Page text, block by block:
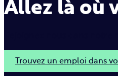
Allez là où
Trouvez un emploi dans